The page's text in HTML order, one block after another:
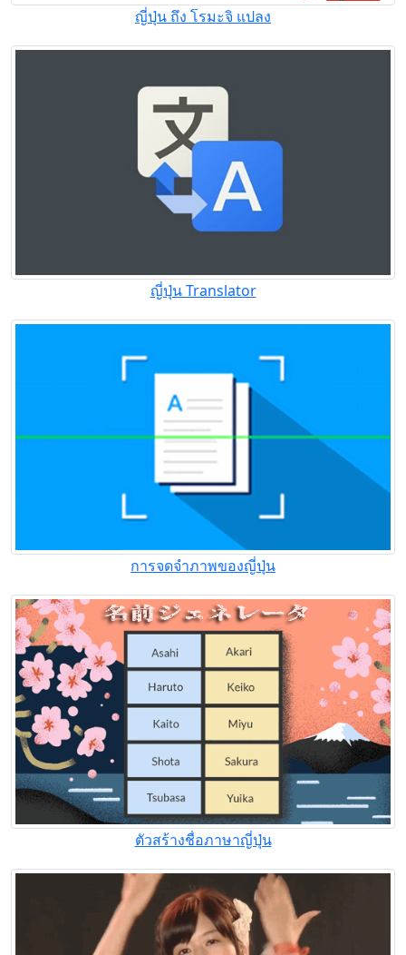
ญี่ปุ่น ถึง โรมะจิ แปลง
ญี่ปุ่น Translator
การจดจําภาพของญี่ปุ่น
ตัวสร้างชื่อภาษาญี่ปุ่น